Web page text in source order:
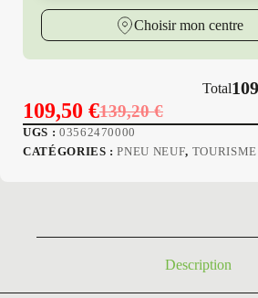
Choisir mon centre
Total
139,20€
Le
prix
109,50 €
Le
prix
UGS : 03562470000
CATÉGORIES :PNEU NEUF,
Description